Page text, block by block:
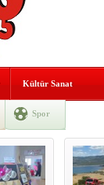
Kültür Sanat
Spor